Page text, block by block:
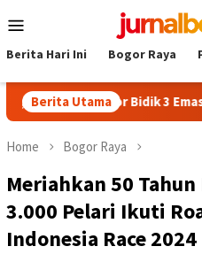
to
Menu
Berita Hari Ini Bogor Raya
Berita Utama
Bogor Bidik 3 Emas
Home Bogor Raya
Meriahkan 50
3.000 Pelari Ikuti
Indonesia Race